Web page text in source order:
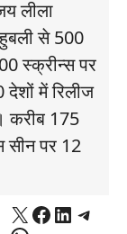
लीला
से 500
स्क्रीन्स पर
में रिलीज
करीब 175
सीन पर 12
X Facebook